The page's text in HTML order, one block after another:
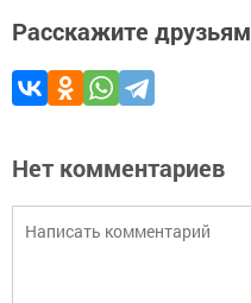
Расскажите друзьям
Нет комментариев